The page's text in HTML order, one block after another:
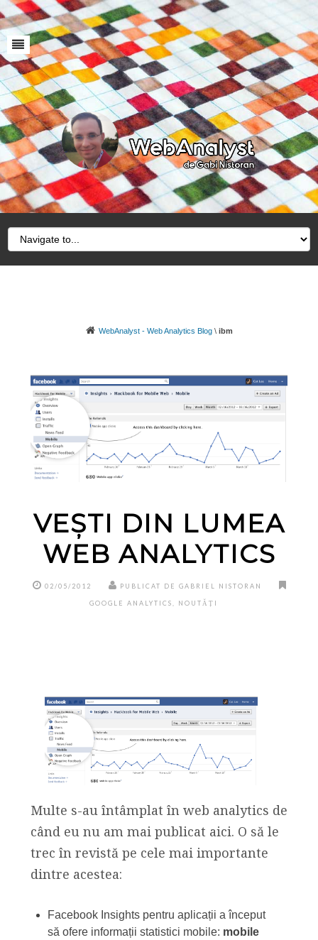
WebAnalyst - Web Analytics Blog\ ibm
VEȘTI DIN LUMEA
WEB ANALYTICS
02/05/2012 PUBLICAT DE GABRIEL NISTORAN
GOOGLE ANALYTICS, NOUTĂȚI
Multe s-au întâmplat în web analytics de
când eu nu am mai publicat aici. O să le
trec în revistă pe cele mai importante
dintre acestea:
Facebook Insights pentru aplicații a început
să ofere informații statistici mobile: mobile